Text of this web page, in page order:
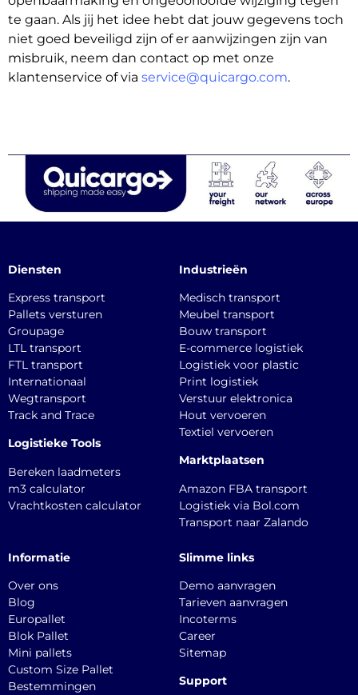
te gaan. Als jij het idee hebt dat jouw gegevens toch
niet goed beveiligd zijn of er aanwijzingen zijn van
misbruik, neem dan contact op met onze
klantenservice of via service@quicargo.com.
Diensten
Express transport
Pallets versturen
Groupage
LTL transport
FTL transport
Internationaal
Wegtransport
Track and Trace
Logistieke Tools
Bereken laadmeters
m3 calculator
Vrachtkosten calculator
Industrieën
Medisch transport
Meubel transport
Bouw transport
E-commerce logistiek
Logistiek voor plastic
Print logistiek
Verstuur elektronica
Hout vervoeren
Textiel vervoeren
Marktplaatsen
Amazon FBA transport
Logistiek via Bol.com
Transport naar Zalando
Informatie
Over ons
Blog
Europallet
Blok Pallet
Mini pallets
Custom Size Pallet
Bestemmingen
Slimme links
Demo aanvragen
Tarieven aanvragen
Incoterms
Career
Sitemap
Support